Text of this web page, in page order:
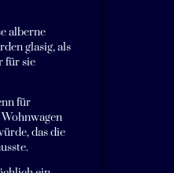
alberne
glasig, als
für sie
für
das die